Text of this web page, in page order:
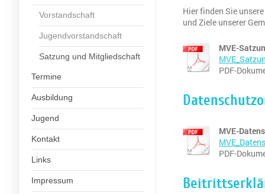
Vorstandschaft
Jugendvorstandschaft
Satzung und Mitgliedschaft
Termine
Ausbildung
Jugend
Kontakt
Links
Impressum
Hier finden Sie
und Ziele unserer
MVE-
PDF-
MVE-
PDF-